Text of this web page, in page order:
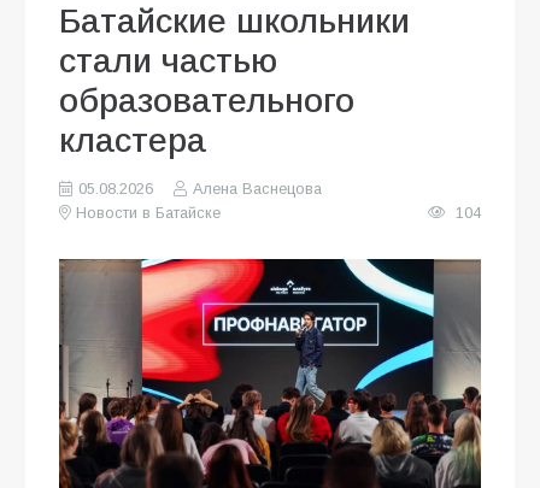
Батайские школьники
стали частью
образовательного
кластера
05.08.2026
Алена Васнецова
Новости в Батайске
104